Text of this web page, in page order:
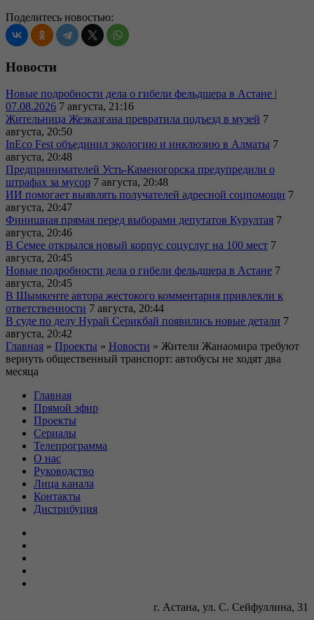
Поделитесь новостью:
Новости
Новые подробности дела о гибели фельдшера в Астане |
07.08.2026 7 августа, 21:16
Жительница Жезказгана превратила подъезд в музей 7
августа, 20:50
InEco Fest объединил экологию и инклюзию в Алматы 7
августа, 20:48
Предпринимателей Усть-Каменогорска предупредили о
штрафах за мусор 7 августа, 20:48
ИИ помогает выявлять получателей адресной соцпомощи 7
августа, 20:47
Финишная прямая перед выборами депутатов Курултая 7
августа, 20:46
В Семее открылся новый корпус соцуслуг на 100 мест 7
августа, 20:45
Новые подробности дела о гибели фельдшера в Астане 7
августа, 20:45
В Шымкенте автора жестокого комментария привлекли к
ответственности 7 августа, 20:44
В суде по делу Нурай Серикбай появились новые детали 7
августа, 20:42
Главная » Проекты » Новости » Жители Жанаомира требуют
вернуть общественный транспорт: автобусы не ходят два
месяца
Главная
Прямой эфир
Проекты
Сериалы
Телепрограмма
О нас
Руководство
Лица канала
Контакты
Дистрибуция
г. Астана, ул. С. Сейфуллина, 31